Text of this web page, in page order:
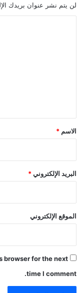
لن يتم نشر عنوان بريدك
*
الاسم *
البريد الإلكتروني*
الموقع الإلكتروني
browser for the next
time I comment.